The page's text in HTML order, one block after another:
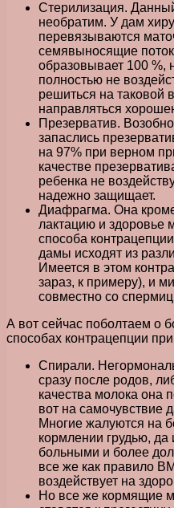
Стерилизация.
необратим. У дам
перевязываются
семявыносящие
образовывает 100 %,
полностью не
решиться на таковой
направляться
Презерватив.
запаслись
на 97% при верном
качестве
ребенка не
надежно защищает.
Диафрагма. Она кроме
лактацию и
способа
дамы исходят из
Имеется в этом
зараз, к примеру), и
совместно со
А вот сейчас поболтаем о
способах контрацепции
Спирали.
сразу после родов,
качества молока она
вот на самочувствие
Многие жалуются на
кормлении грудью, да
больными и более
все же как правило
воздействует на
Но все же кормящие